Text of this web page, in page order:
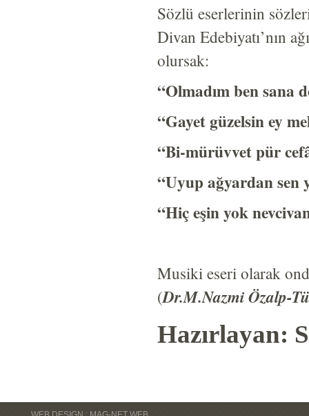
Sözlü eserlerinin
Divan Edebiyatı’nın
olursak:
“Olmadım ben sana
“Gayet güzelsin ey
“Bi-mürüvvet pür
“Uyup ağyardan sen
“Hiç eşin yok
Musiki eseri olarak
(Dr.M.Nazmi Özalp-
Hazırlayan: